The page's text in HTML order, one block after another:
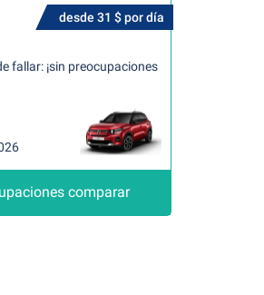
desde 31 $ por día
fallar: ¡sin preocupaciones
comparar